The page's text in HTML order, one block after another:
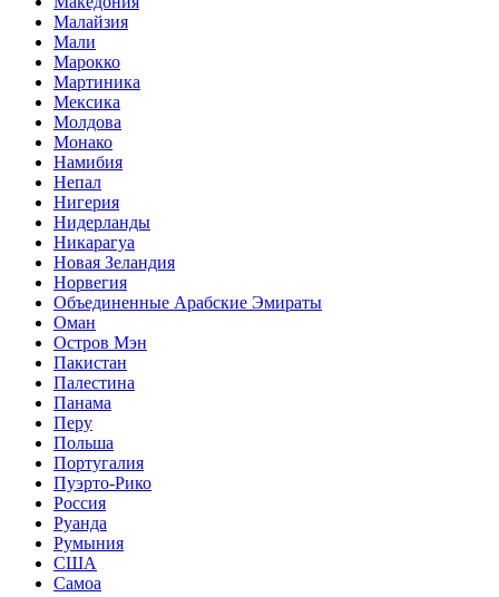
Малайзия
Мали
Марокко
Мартиника
Мексика
Молдова
Монако
Намибия
Непал
Нигерия
Нидерланды
Никарагуа
Новая Зеландия
Норвегия
Объединенные Арабские Эмираты
Оман
Остров Мэн
Пакистан
Палестина
Панама
Перу
Польша
Португалия
Пуэрто-Рико
Россия
Руанда
Румыния
США
Самоа